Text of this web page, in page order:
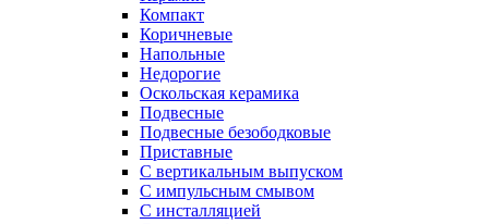
Компакт
Коричневые
Напольные
Недорогие
Оскольская керамика
Подвесные
Подвесные безободковые
Приставные
С вертикальным выпуском
С импульсным смывом
С инсталляцией